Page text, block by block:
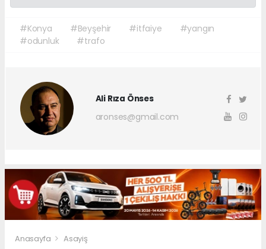
#Konya #Beyşehir #itfaiye
#yangın
#odunluk
#trafo
Ali Rıza Önses
aronses@gmail.com
Anasayfa Asayiş